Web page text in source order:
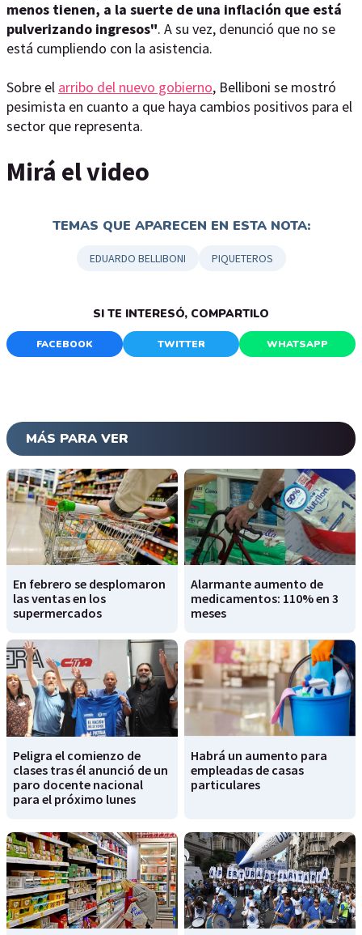
menos tienen, a la suerte de una inflación que está
pulverizando ingresos". A su vez, denunció que no se
está cumpliendo con la asistencia.
Sobre el arribo del nuevo gobierno, Belliboni se mostró
pesimista en cuanto a que haya cambios positivos para el
sector que representa.
Mirá el video
TEMAS QUE APARECEN EN ESTA NOTA:
EDUARDO BELLIBONI PIQUETEROS
SI TE INTERESÓ, COMPARTILO
FACEBOOK TWITTER WHATSAPP
MÁS PARA VER
En febrero se desplomaron
las ventas en los
supermercados
Alarmante aumento de
medicamentos: 110% en 3
meses
Peligra el comienzo de
clases tras él anunció de un
paro docente nacional
para el próximo lunes
Habrá un aumento para
empleadas de casas
particulares